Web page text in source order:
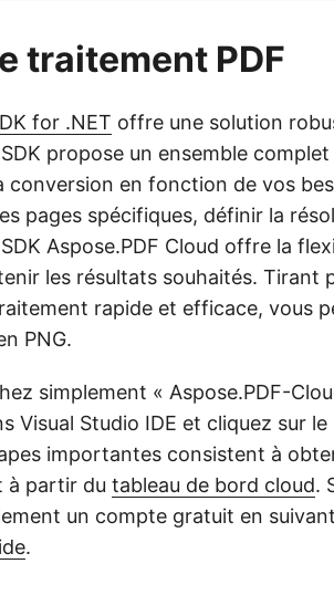
traitement PDF
for .NET offre une solution
propose un ensemble
conversion en fonction de vos
pages spécifiques, définir la
SDK Aspose.PDF Cloud offre la
les résultats souhaités. Tirant
rapide et efficace, vous
PNG.
simplement « Aspose.PDF-
Visual Studio IDE et cliquez sur
importantes consistent à
à partir du tableau de bord cloud.
un compte gratuit en
.